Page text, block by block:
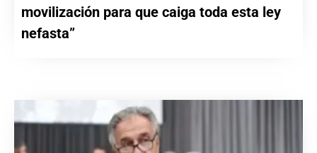
movilización para que caiga toda esta ley
nefasta”